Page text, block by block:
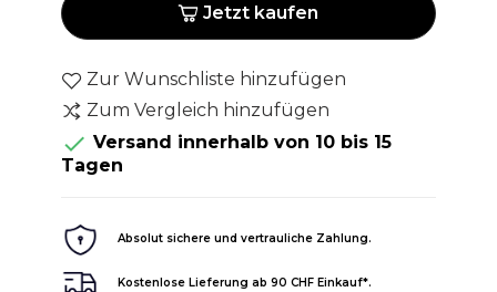
Jetzt kaufen
Zur Wunschliste hinzufügen
Zum Vergleich hinzufügen
 Versand innerhalb von 10 bis 15
Tagen
Absolut sichere und vertrauliche Zahlung.
Kostenlose Lieferung ab 90 CHF Einkauf*.